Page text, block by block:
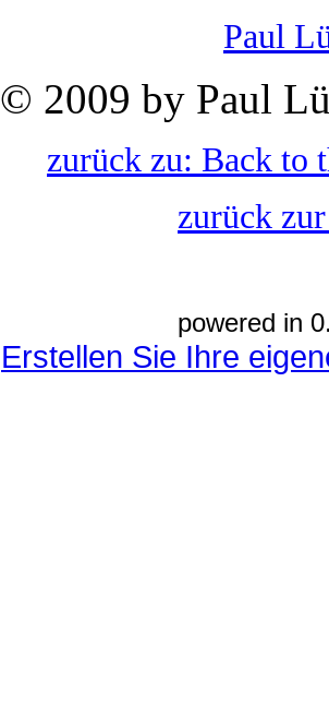
Paul
© 2009 by Paul
zurück zu: Back to
zurück
powered in
Erstellen Sie Ihre